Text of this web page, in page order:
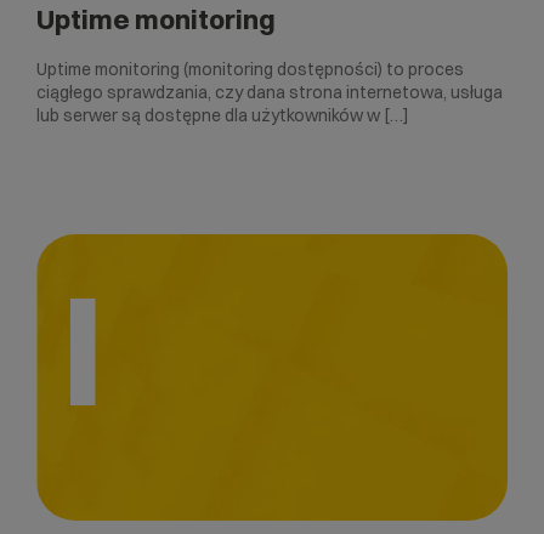
Uptime monitoring
Uptime monitoring (monitoring dostępności) to proces
ciągłego sprawdzania, czy dana strona internetowa, usługa
lub serwer są dostępne dla użytkowników w […]
I